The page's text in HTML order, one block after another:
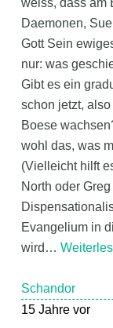
weiss, dass am
Daemonen,
Gott Sein
nur: was
Gibt es ein
schon jetzt,
Boese
wohl das, was
(Vielleicht hilft
North oder
Evangelium in
wird …
Schandor
15 Jahre vor